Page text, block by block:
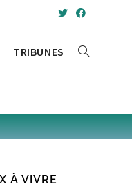
TRIBUNES
À VIVRE